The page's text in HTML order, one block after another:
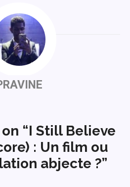
“I Still Believe
: Un film ou
abjecte ?”